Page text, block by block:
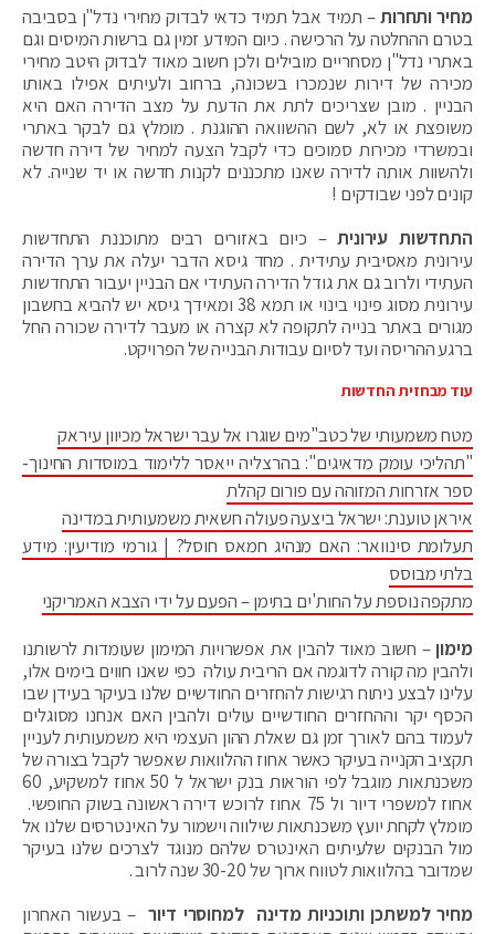
מחיר ותחרות– תמיד אבל תמיד כדאי לבדוק מחירי נדל"ן בסביבה
בטרם ההחלטה על הרכישה . כיום המידע זמין גם ברשות המיסים וגם
באתרי נדל"ן מסחריים מובילים ולכן חשוב מאוד לבדוק היטב מחירי
מכירה של דירות שנמכרו בשכונה, ברחוב ולעיתים אפילו באותו
הבניין . מובן שצריכים לתת את הדעת על מצב הדירה האם היא
משופצת או לא, לשם ההשוואה ההוגנת . מומלץ גם לבקר באתרי
ובמשרדי מכירות סמוכים כדי לקבל הצעה למחיר של דירה חדשה
ולהשוות אותה לדירה שאנו מתכננים לקנות חדשה או יד שנייה. לא
קונים לפני שבודקים !
התחדשות עירונית – כיום באזורים רבים מתוכננת התחדשות
עירונית מאסיבית עתידית . מחד גיסא הדבר יעלה את ערך הדירה
העתידי ולרוב גם את גודל הדירה העתידי אם הבניין יעבור התחדשות
עירונית מסוג פינוי בינוי או תמא 38 ומאידך גיסא יש להביא בחשבון
מגורים באתר בנייה לתקופה לא קצרה או מעבר לדירה שכורה החל
ברגע ההריסה ועד לסיום עבודות הבנייה של הפרויקט.
עוד מבחזית החדשות
מטח משמעותי של כטב"מים שוגרו אל עבר ישראל מכיוון עיראק
"תהליכי עומק מדאיגים": בהרצליה ייאסר ללימוד במוסדות החינוך-
ספר אזרחות המזוהה עם פורום קהלת
איראן טוענת: ישראל ביצעה פעולה חשאית משמעותית במדינה
תעלומת סינוואר: האם מנהיג חמאס חוסל? | גורמי מודיעין: מידע
בלתי מבוסס
מתקפה נוספת על החות'ים בתימן – הפעם על ידי הצבא האמריקני
מימון– חשוב מאוד להבין את אפשרויות המימון שעומדות לרשותנו
ולהבין מה קורה לדוגמה אם הריבית עולה כפי שאנו חווים בימים אלו,
עלינו לבצע ניתוח רגישות להחזרים החודשיים שלנו בעיקר בעידן שבו
הכסף יקר וההחזרים החודשיים עולים ולהבין האם אנחנו מסוגלים
לעמוד בהם לאורך זמן גם שאלת ההון העצמי היא משמעותית לעניין
תקציב הקנייה בעיקר כאשר אחוז ההלוואות שאפשר לקבל בצורה של
משכנתאות מוגבל לפי הוראות בנק ישראל ל 50 אחוז למשקיע, 60
אחוז למשפרי דיור ול 75 אחוז לרוכש דירה ראשונה בשוק החופשי.
מומלץ לקחת יועץ משכנתאות שילווה וישמור על האינטרסים שלנו אל
מול הבנקים שלעיתים האינטרס שלהם מנוגד לצרכים שלנו בעיקר
שמדובר בהלוואות לטווח ארוך של 30-20 שנה לרוב .
מחיר למשתכן ותוכניות מדינה למחוסרי דיור– בעשור האחרון